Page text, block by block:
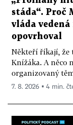
stáda“. Proč
vláda
opovrhoval
Někteří říkají, že
Knížáka. A něco
organizovaný
7. 8. 2026 ▪ 4 min.